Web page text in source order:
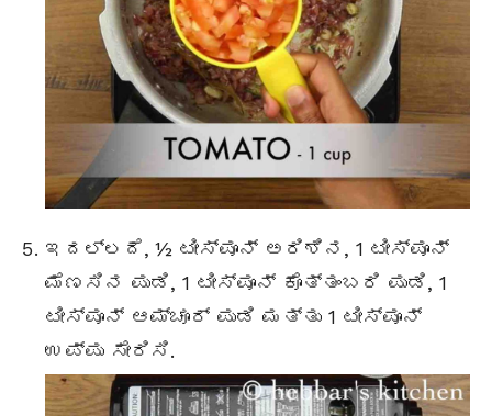
ಇದಲ್ಲದೆ, ½ ಟೀಸ್ಪೂನ್ ಅರಿಶಿನ, 1 ಟೀಸ್ಪೂನ್
ಮೆಣಸಿನ ಪುಡಿ, 1 ಟೀಸ್ಪೂನ್ ಕೊತ್ತಂಬರಿ ಪುಡಿ, 1
ಟೀಸ್ಪೂನ್ ಆಮ್ಚೂರ್ ಪುಡಿ ಮತ್ತು 1 ಟೀಸ್ಪೂನ್
ಉಪ್ಪು ಸೇರಿಸಿ.